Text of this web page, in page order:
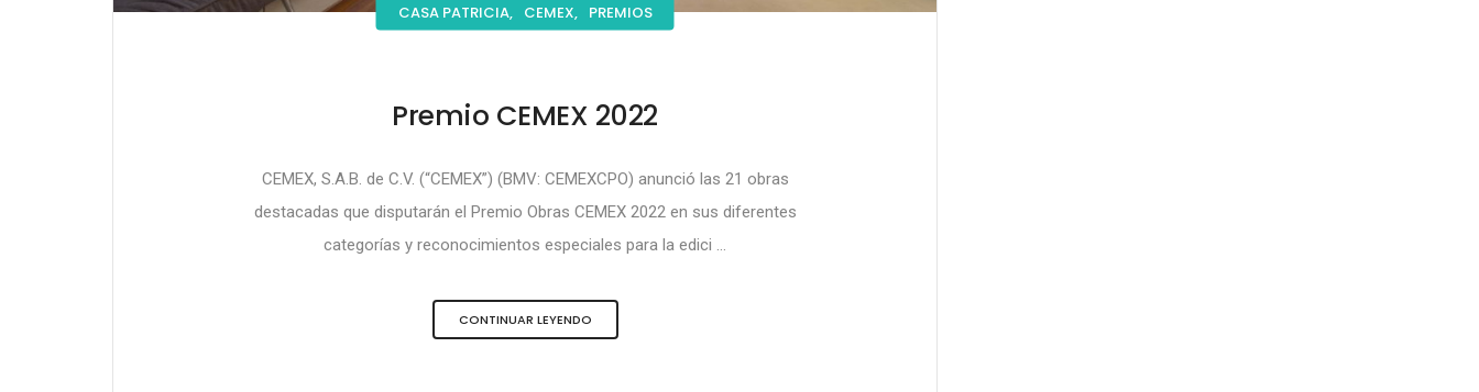
CASA PATRICIA, CEMEX, PREMIOS
Premio CEMEX 2022
CEMEX, S.A.B. de C.V. (“CEMEX”) (BMV: CEMEXCPO) anunció las 21 obras
destacadas que disputarán el Premio Obras CEMEX 2022 en sus diferentes
categorías y reconocimientos especiales para la edici ...
CONTINUAR LEYENDO